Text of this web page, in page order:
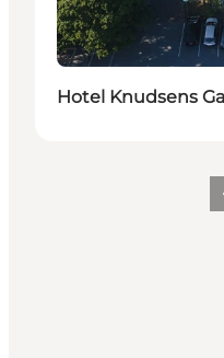
Nachhaltig
Hotel Knudsens